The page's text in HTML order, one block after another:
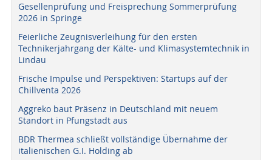
Gesellenprüfung und Freisprechung Sommerprüfung
2026 in Springe
Feierliche Zeugnisverleihung für den ersten
Technikerjahrgang der Kälte- und Klimasystemtechnik in
Lindau
Frische Impulse und Perspektiven: Startups auf der
Chillventa 2026
Aggreko baut Präsenz in Deutschland mit neuem
Standort in Pfungstadt aus
BDR Thermea schließt vollständige Übernahme der
italienischen G.I. Holding ab